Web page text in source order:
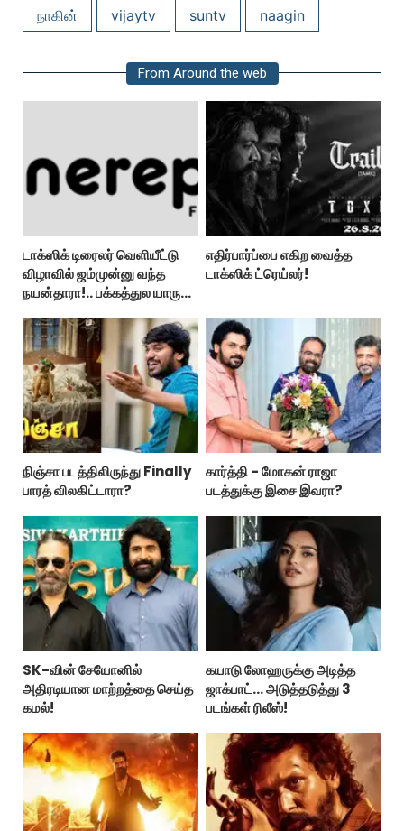
நாகின்
vijaytv suntv naagin
From Around the web
டாக்ஸிக் டிரைலர் வெளியீட்டு
விழாவில் ஜம்முன்னு வந்த
நயன்தாரா!.. பக்கத்துல யாரு
எதிர்பார்ப்பை எகிற வைத்த
டாக்ஸிக் ட்ரெய்லர்!
நிஞ்சா படத்திலிருந்து Finally
பாரத் விலகிட்டாரா?
கார்த்தி - மோகன் ராஜா
படத்துக்கு இசை இவரா?
SK-வின் சேயோனில்
அதிரடியான மாற்றத்தை செய்த
கமல்!
கயாடு லோஹருக்கு அடித்த
ஜாக்பாட்... அடுத்தடுத்து 3
படங்கள் ரிலீஸ்!